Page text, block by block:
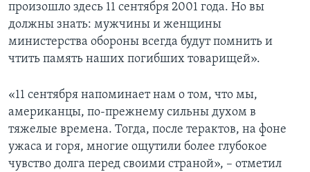
произошло здесь 11 сентября 2001 года. Но вы
должны знать: мужчины и женщины
министерства обороны всегда будут помнить и
чтить память наших погибших товарищей».
«11 сентября напоминает нам о том, что мы,
американцы, по-прежнему сильны духом в
тяжелые времена. Тогда, после терактов, на фоне
ужаса и горя, многие ощутили более глубокое
чувство долга перед своими страной», – отметил